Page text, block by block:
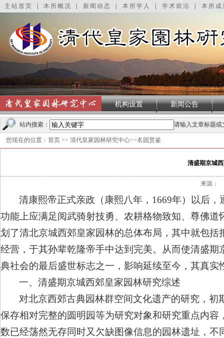
主站首页 本所概况 新闻动态 本所学人 学术前沿 本所成
机构设置
新闻公告
轮播图
站内搜索： 请输入文章标题
您现在的位置： 首页 >> 清代皇家园林研究中心>>名园赏鉴
清盛期京城
来源：
清康熙帝正式亲政（康熙八年，1669年）以后
功能上应满足阅武骑射技勇、农耕格物致知、尊佛
划了清北京城西郊皇家园林的总体布局，其中就包
经营，于其孙辈乾隆帝手中达到完美。从而使清盛
典社会的最后盛世标志之一，影响延续至今，其真
一、清盛期京城西郊皇家园林研究综述
对北京西郊古典园林群空间文化遗产的研究，
保存相对完整的圆明园等为研究对象和研究重点内
数已经荡然无存同时又欠缺图像信息的园林遗址，